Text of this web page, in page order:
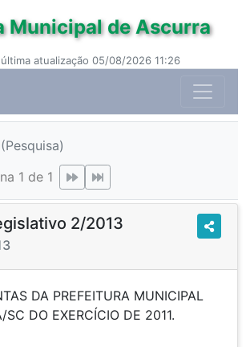
Municipal de Ascurra
atualização 05/08/2026 11:26
(Pesquisa)
1 de 1
2/2013
DA PREFEITURA MUNICIPAL
SC DO EXERCÍCIO DE 2011.